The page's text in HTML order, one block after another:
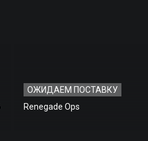
ОЖИДАЕМ ПОСТАВКУ
Renegade Ops